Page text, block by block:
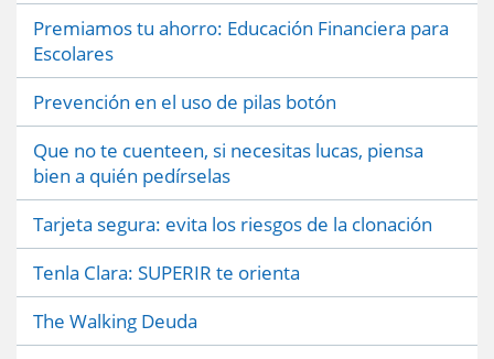
Premiamos tu ahorro: Educación Financiera para
Escolares
Prevención en el uso de pilas botón
Que no te cuenteen, si necesitas lucas, piensa
bien a quién pedírselas
Tarjeta segura: evita los riesgos de la clonación
Tenla Clara: SUPERIR te orienta
The Walking Deuda